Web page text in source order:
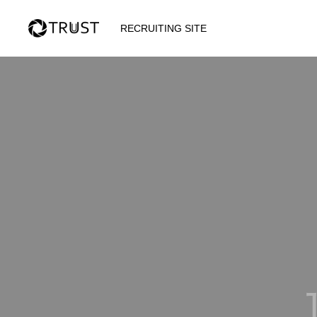
RECRUITING SITE